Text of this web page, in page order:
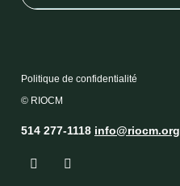
Politique de confidentialité
© RIOCM
514 277-1118 info@riocm.org